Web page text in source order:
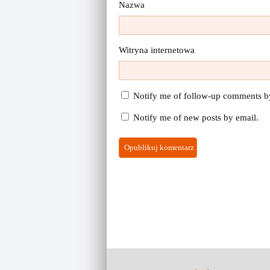
Nazwa
Witryna internetowa
Notify me of follow-up comments
Notify me of new posts by email.